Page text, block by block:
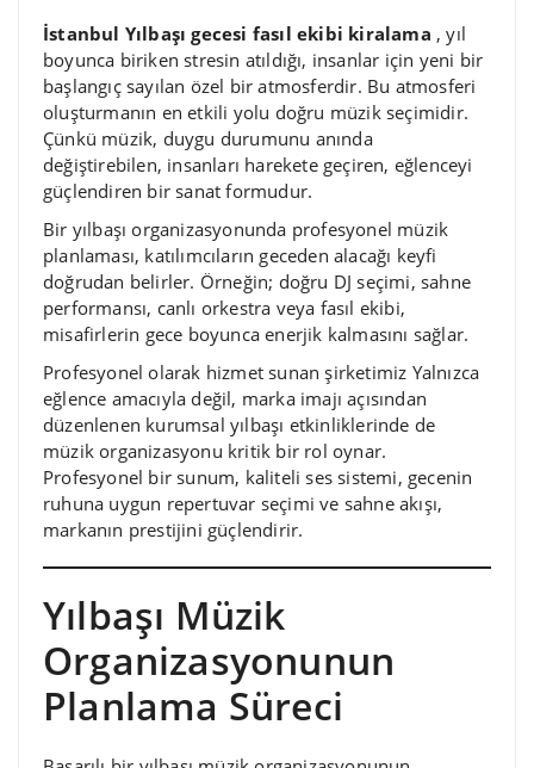
İstanbul Yılbaşı gecesi fasıl ekibi kiralama , yıl
boyunca biriken stresin atıldığı, insanlar için yeni bir
başlangıç sayılan özel bir atmosferdir. Bu atmosferi
oluşturmanın en etkili yolu doğru müzik seçimidir.
Çünkü müzik, duygu durumunu anında
değiştirebilen, insanları harekete geçiren, eğlenceyi
güçlendiren bir sanat formudur.
Bir yılbaşı organizasyonunda profesyonel müzik
planlaması, katılımcıların geceden alacağı keyfi
doğrudan belirler. Örneğin; doğru DJ seçimi, sahne
performansı, canlı orkestra veya fasıl ekibi,
misafirlerin gece boyunca enerjik kalmasını sağlar.
Profesyonel olarak hizmet sunan şirketimiz Yalnızca
eğlence amacıyla değil, marka imajı açısından
düzenlenen kurumsal yılbaşı etkinliklerinde de
müzik organizasyonu kritik bir rol oynar.
Profesyonel bir sunum, kaliteli ses sistemi, gecenin
ruhuna uygun repertuvar seçimi ve sahne akışı,
markanın prestijini güçlendirir.
Yılbaşı Müzik
Organizasyonunun
Planlama Süreci